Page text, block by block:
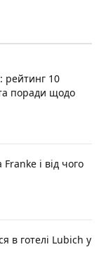
рейтинг 10
поради щодо
і від чого
в готелі Lubich у